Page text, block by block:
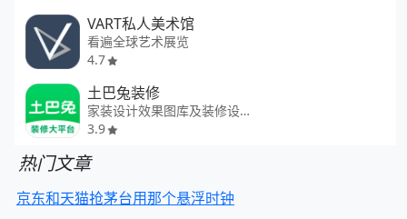
VART私人美术馆
看遍全球艺术展览
4.7
土巴兔装修
家装设计效果图库及装修设计指南
3.9
热门文章
京东和天猫抢茅台用那个悬浮时钟